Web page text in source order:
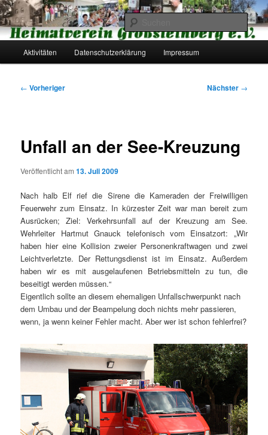
Zum
primären
Inhalt
springenHeimatverein Großsteinberg e.V.
Aktivitäten Datenschutzerklärung Impressum
Beitragsnavigation
← Vorheriger Nächster →
Unfall an der See-Kreuzung
Veröffentlicht am13. Juli 2009
Nach halb Elf rief die Sirene die Kameraden der Freiwilligen
Feuerwehr zum Einsatz. In kürzester Zeit war man bereit zum
Ausrücken; Ziel: Verkehrsunfall auf der Kreuzung am See.
Wehrleiter Hartmut Gnauck telefonisch vom Einsatzort: „Wir
haben hier eine Kollision zweier Personenkraftwagen und zwei
Leichtverletzte. Der Rettungsdienst ist im Einsatz. Außerdem
haben wir es mit ausgelaufenen Betriebsmitteln zu tun, die
beseitigt werden müssen.“
Eigentlich sollte an diesem ehemaligen Unfallschwerpunkt nach
dem Umbau und der Beampelung doch nichts mehr passieren,
wenn, ja wenn keiner Fehler macht. Aber wer ist schon fehlerfrei?